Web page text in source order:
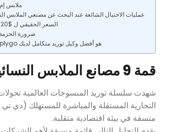
ملابس
3 عمليات الاحتيال الشائعة عند البحث عن مصنعي الملابس
السعر الحقيقي ل $20 فستان
ضرورة الحزمة
لماذا Splygo هو أفضل وكيل توريد متكامل لديك
قمة 9 مصانع الملابس النسائية في الصين 2026
شهدت سلسلة توريد المنسوجات العالمية
التجارية المستقلة والمباشرة للمستهلك (دي
متسقة في بيئة اقتصادية متقلبة.